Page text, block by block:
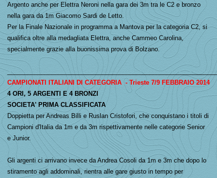
Argento anche per Elettra Neroni nella gara dei 3m tra le C2 e bronzo
nella gara da 1m Giacomo Sardi de Letto.
Per la Finale Nazionale in programma a Mantova per la categoria C2, si
qualifica oltre alla medagliata Elettra, anche Cammeo Carolina,
specialmente grazie alla buonissima prova di Bolzano.
CAMPIONATI ITALIANI DI CATEGORIA - Trieste 7/9 FEBBRAIO 2014
4 ORI, 5 ARGENTI E 4 BRONZI
SOCIETA' PRIMA CLASSIFICATA
Doppietta per Andreas Billi e Ruslan Cristofori, che conquistano i titoli di
Campioni d'Italia da 1m e da 3m rispettivamente nelle categorie Senior
e Junior.
Gli argenti ci arrivano invece da Andrea Cosoli da 1m e 3m che dopo lo
stiramento agli addominali, rientra alle gare giusto in tempo per